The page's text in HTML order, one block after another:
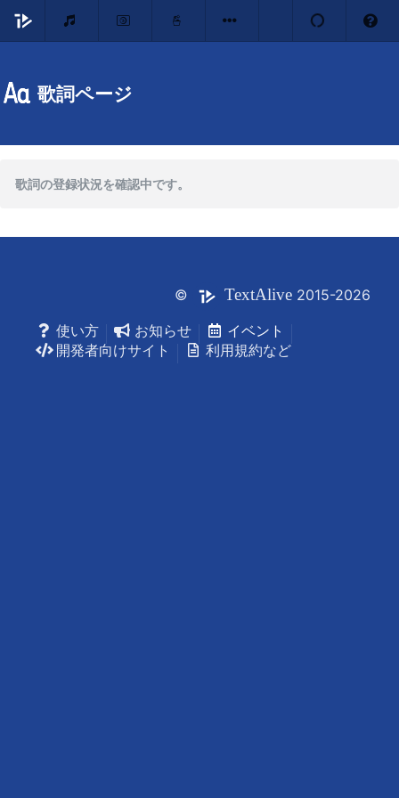
歌詞ページ
歌詞の登録状況を確認中です。
© TextAlive 2015-2026
使い方
お知らせ
イベント
開発者向けサイト
利用規約など